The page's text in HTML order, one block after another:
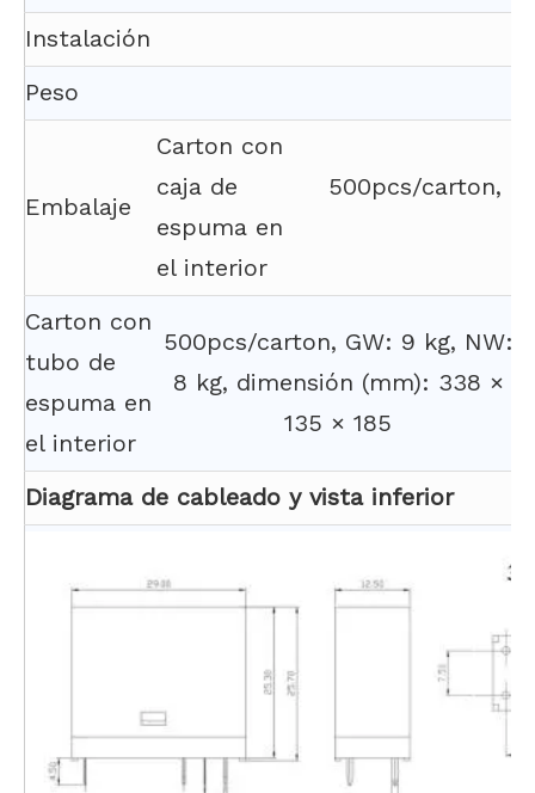
Instalación
Peso
Embalaje
Carton con
caja de
espuma en
el interior
500pcs/carton,
Carton con
tubo de
espuma en
el interior
500pcs/carton, GW: 9 kg, NW:
8 kg, dimensión (mm): 338 ×
135 × 185
Diagrama de cableado y vista inferior